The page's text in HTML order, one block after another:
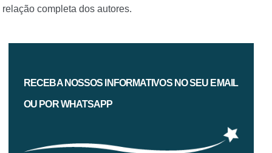
relação completa dos autores.
RECEBA NOSSOS INFORMATIVOS NO SEU EMAIL
OU POR WHATSAPP